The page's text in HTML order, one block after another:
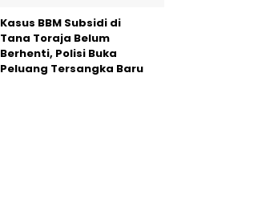
Kasus BBM Subsidi di
Tana Toraja Belum
Berhenti, Polisi Buka
Peluang Tersangka Baru